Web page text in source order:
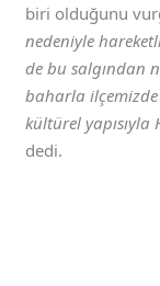
biri olduğunu
nedeniyle
de bu salgından
baharla ilçemizde
kültürel yapısıyla
dedi.